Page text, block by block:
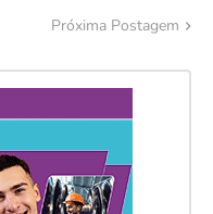
Próxima Postagem